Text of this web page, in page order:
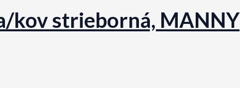
kov strieborná, MANNY